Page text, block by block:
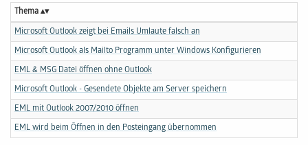
Thema
Microsoft Outlook zeigt bei Emails Umlaute falsch an
Microsoft Outlook als Mailto Programm unter Windows Konfigurieren
EML & MSG Datei öffnen ohne Outlook
Microsoft Outlook - Gesendete Objekte am Server speichern
EML mit Outlook 2007/2010 öffnen
EML wird beim Öffnen in den Posteingang übernommen